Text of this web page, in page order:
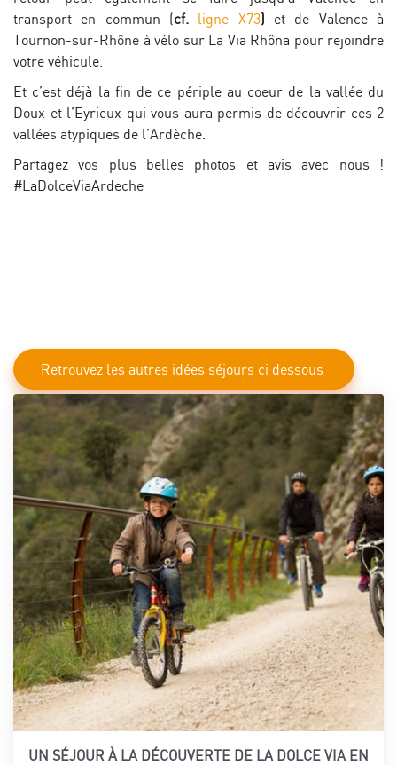
transport en commun (cf. ligne X73) et de Valence à
Tournon-sur-Rhône à vélo sur La Via Rhôna pour rejoindre
votre véhicule.
Et c’est déjà la fin de ce périple au coeur de la vallée du
Doux et l’Eyrieux qui vous aura permis de découvrir ces 2
vallées atypiques de l’Ardèche.
Partagez vos plus belles photos et avis avec nous !
#LaDolceViaArdeche
Retrouvez les autres idées séjours ci dessous
UN SÉJOUR À LA DÉCOUVERTE DE LA DOLCE VIA EN